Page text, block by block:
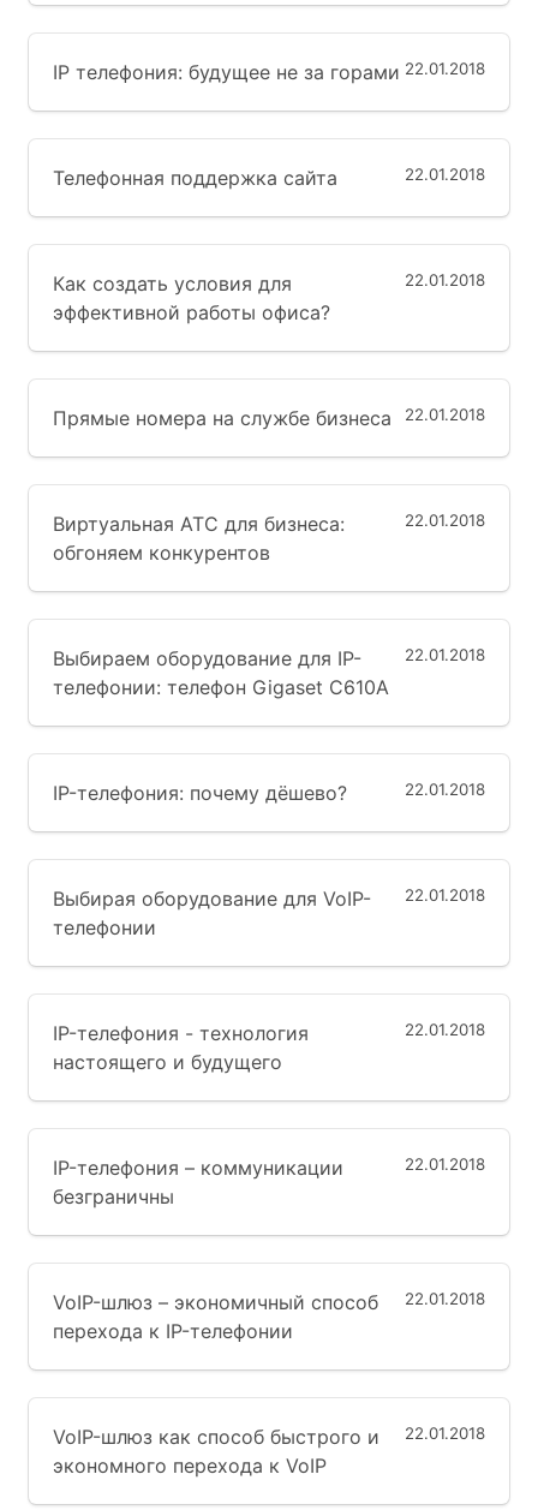
22.01.2018
IP телефония: будущее не за горами
22.01.2018
Телефонная поддержка сайта
22.01.2018
Как создать условия для
эффективной работы офиса?
22.01.2018
Прямые номера на службе бизнеса
22.01.2018
Виртуальная АТС для бизнеса:
обгоняем конкурентов
22.01.2018
Выбираем оборудование для IP-
телефонии: телефон Gigaset C610A
22.01.2018
IP-телефония: почему дёшево?
22.01.2018
Выбирая оборудование для VoIP-
телефонии
22.01.2018
IP-телефония - технология
настоящего и будущего
22.01.2018
IP-телефония – коммуникации
безграничны
22.01.2018
VoIP-шлюз – экономичный способ
перехода к IP-телефонии
22.01.2018
VoIP-шлюз как способ быстрого и
экономного перехода к VoIP